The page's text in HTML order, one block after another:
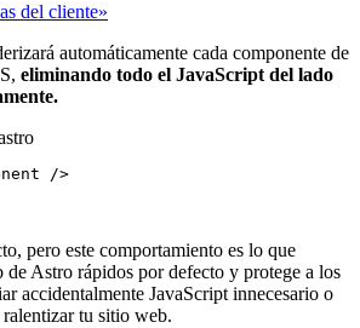
del cliente»
automáticamente cada componente de
eliminando todo el JavaScript del lado
/>
pero este comportamiento es lo que
de Astro rápidos por defecto y protege a los
accidentalmente JavaScript innecesario o
tu sitio web.